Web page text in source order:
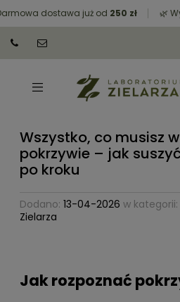
dostawa już od250 zł 🌿
Wszystko, co musisz
pokrzywie – jak
po kroku
Dodano: 13-04-2026 w kategorii:
Zielarza
Jak rozpoznać